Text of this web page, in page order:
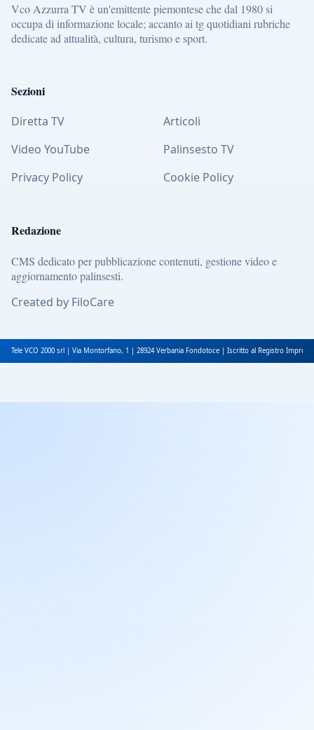
Vco Azzurra TV è un'emittente piemontese che dal 1980 si
occupa di informazione locale; accanto ai tg quotidiani rubriche
dedicate ad attualità, cultura, turismo e sport.
Sezioni
Diretta TV
Articoli
Video YouTube
Palinsesto TV
Privacy Policy
Cookie Policy
Redazione
CMS dedicato per pubblicazione contenuti, gestione video e
aggiornamento palinsesti.
Created by FiloCare
Tele VCO 2000 srl | Via Montorfano, 1 | 28924 Verbania Fondotoce | Iscritto al Registro Imprese